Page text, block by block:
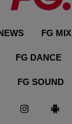
FG MIX
FG DANCE
FG SOUND